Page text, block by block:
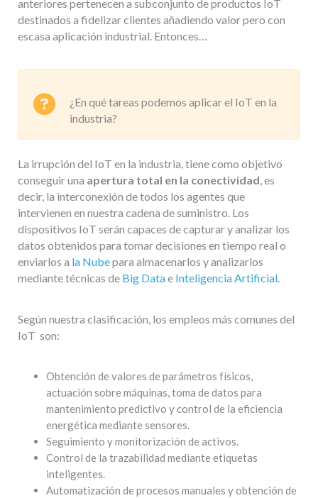
anteriores pertenecen a subconjunto de productos IoT
destinados a fidelizar clientes añadiendo valor pero con
escasa aplicación industrial. Entonces…
¿En qué tareas podemos aplicar el IoT en la
industria?
La irrupción del IoT en la industria, tiene como objetivo
conseguir una apertura total en la conectividad, es
decir, la interconexión de todos los agentes que
intervienen en nuestra cadena de suministro. Los
dispositivos IoT serán capaces de capturar y analizar los
datos obtenidos para tomar decisiones en tiempo real o
enviarlos a la Nubepara almacenarlos y analizarlos
mediante técnicas de Big Datae Inteligencia Artificial.
Según nuestra clasificación, los empleos más comunes del
IoT son:
Obtención de valores de parámetros físicos,
actuación sobre máquinas, toma de datos para
mantenimiento predictivo y control de la eficiencia
energética mediante sensores.
Seguimiento y monitorización de activos.
Control de la trazabilidad mediante etiquetas
inteligentes.
Automatización de procesos manuales y obtención de